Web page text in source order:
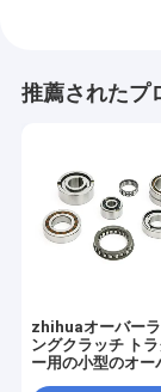
推薦されたプ
zhihuaオーバー
ングクラッチ ト
ー用の小型のオー